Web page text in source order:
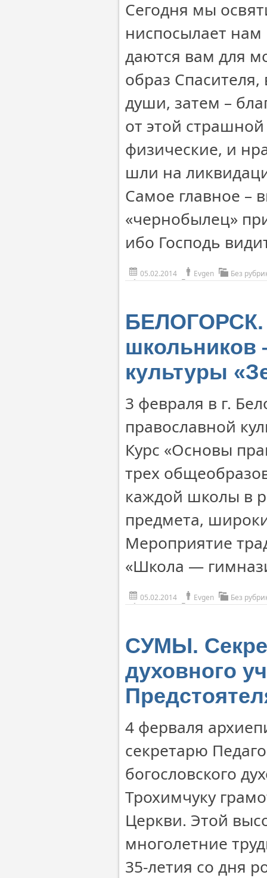
Сегодня мы
ниспосылает
даются вам для
образ
души, затем –
от этой
физические, и
шли на
Самое главное –
«чернобылец»
ибо Господь
05.02.2014 Evgen Без
БЕЛОГОРСК.
школьников
культуры
3 февраля в г.
православной
Курс «Основы
трех
каждой школы в
предмета,
Мероприятие
«Школа —
05.02.2014 Evgen Без
СУМЫ.
духовного
4 ферваля
секретарю
богословского
Трохимчуку
Церкви. Этой
многолетние
35-летия со дня